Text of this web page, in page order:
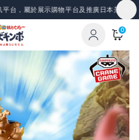
，屬於展示購物平台及推廣日本景品、一
0